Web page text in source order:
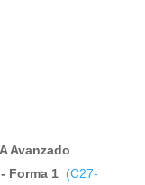
Avanzado
Forma 1 (C27-